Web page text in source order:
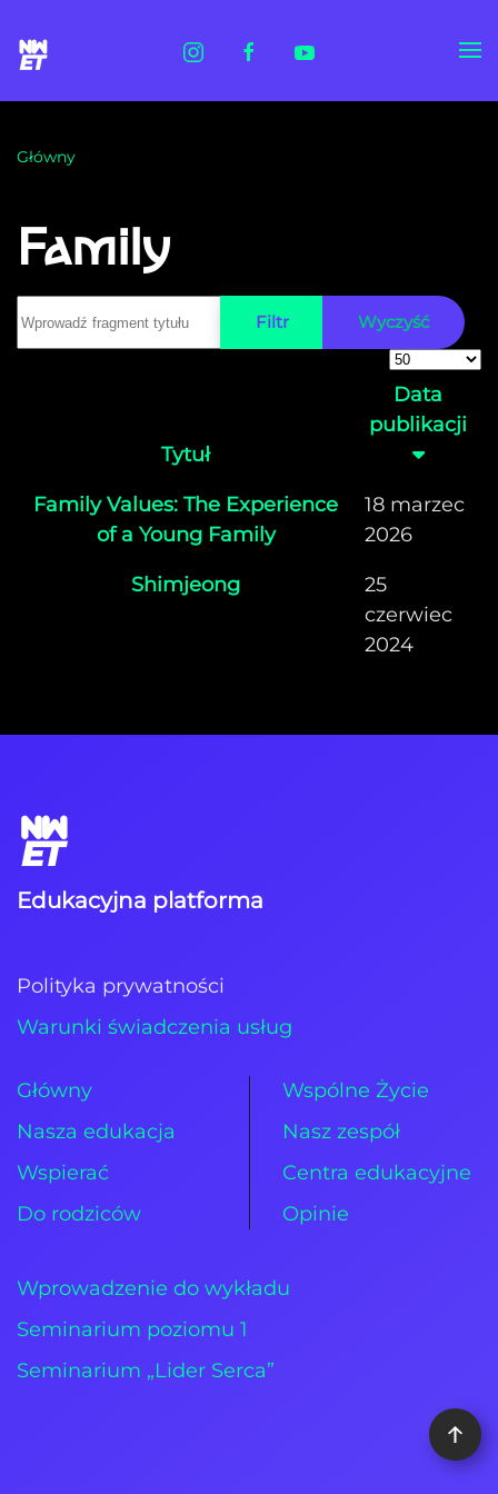
Skip to main content
Główny
Family
Wprowadź fragment tytułu
Filtr Wyczyść
Pokaż #
Tytuł
Data
publikacji
Family Values: The Experience
of a Young Family
18 marzec
2026
Shimjeong
25
czerwiec
2024
Edukacyjna platforma
Polityka prywatności
Warunki świadczenia usług
Główny
Nasza edukacja
Wspierać
Do rodziców
Wspólne Życie
Nasz zespół
Centra edukacyjne
Opinie
Wprowadzenie do wykładu
Seminarium poziomu 1
Seminarium „Lider Serca”